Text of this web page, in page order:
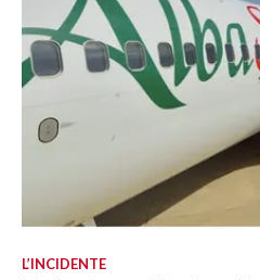
L’INCIDENTE